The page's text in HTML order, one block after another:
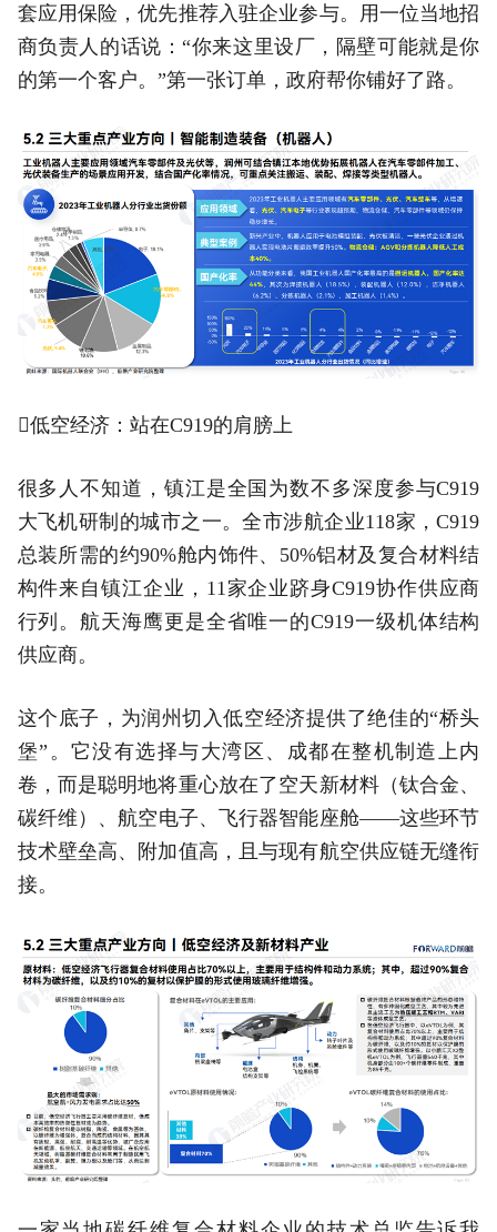
套应用保险，优先推荐入驻企业参与。用一位当地招
商负责人的话说：“你来这里设厂，隔壁可能就是你
的第一个客户。”第一张订单，政府帮你铺好了路。
低空经济：站在C919的肩膀上
很多人不知道，镇江是全国为数不多深度参与C919
大飞机研制的城市之一。全市涉航企业118家，C919
总装所需的约90%舱内饰件、50%铝材及复合材料结
构件来自镇江企业，11家企业跻身C919协作供应商
行列。航天海鹰更是全省唯一的C919一级机体结构
供应商。
这个底子，为润州切入低空经济提供了绝佳的“桥头
堡”。它没有选择与大湾区、成都在整机制造上内
卷，而是聪明地将重心放在了空天新材料（钛合金、
碳纤维）、航空电子、飞行器智能座舱——这些环节
技术壁垒高、附加值高，且与现有航空供应链无缝衔
接。